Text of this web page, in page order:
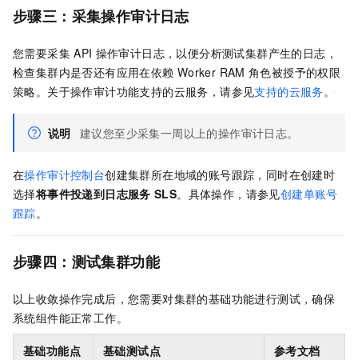
步骤三：采集操作审计日志
您需要采集 API 操作审计日志，以便分析测试集群产生的日志，
检查集群内是否还有应用在依赖 Worker RAM 角色被授予的权限
策略。关于操作审计功能支持的云服务，请参见支持的云服务。
说明 建议您至少采集一周以上的操作审计日志。
在操作审计控制台创建集群所在地域的账号跟踪，同时在创建时
选择将事件投递到日志服务 SLS。具体操作，请参见创建单账号
跟踪。
步骤四：测试集群功能
以上收敛操作完成后，您需要对集群的基础功能进行测试，确保
系统组件能正常工作。
基础功能点 基础测试点 参考文档